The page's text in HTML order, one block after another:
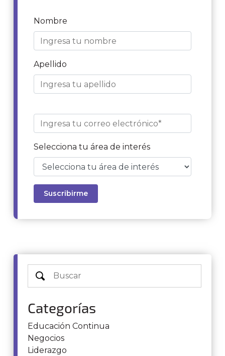
Categorías
Educación Continua
Negocios
Liderazgo
Nombre
Apellido
Selecciona tu área de interés